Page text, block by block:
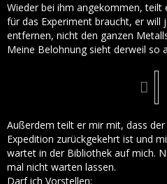
Wieder bei ihm angekommen, teilt
für das Experiment braucht, er will
entfernen, nicht den ganzen
Meine Belohnung sieht derweil so
Außerdem teilt er mir mit, dass
Expedition zurückgekehrt ist und
wartet in der Bibliothek auf mich.
mal nicht warten lassen.
Darf ich Vorstellen: